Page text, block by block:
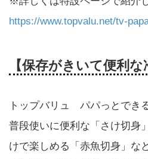
https://www.topvalu.net/tv-
【保存がきいて便利な
トップバリュ パパっとでき
普段使いに便利な「さけ切身
けで楽しめる「赤魚切身」な